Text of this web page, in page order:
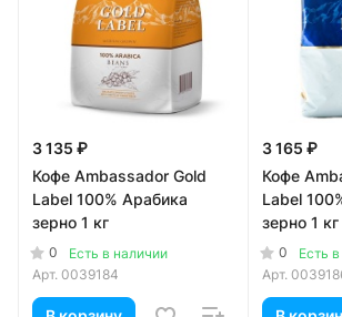
3 135 ₽
Кофе Ambassador Gold
Label 100% Арабика
зерно 1 кг
0
Есть в наличии
Арт. 0039184
3 165 ₽
Кофе
Label
зерно 1 кг
0
Есть
Арт.